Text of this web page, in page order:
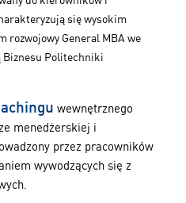
się wysokim
rozwojowy General MBA we
Biznesu Politechniki
wewnętrznego
menedżerskiej i
przez pracowników
wywodzących się z